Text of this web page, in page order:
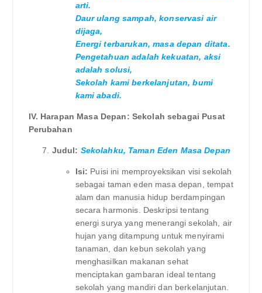
arti.
Daur ulang sampah, konservasi air
dijaga,
Energi terbarukan, masa depan ditata.
Pengetahuan adalah kekuatan, aksi
adalah solusi,
Sekolah kami berkelanjutan, bumi
kami abadi.
IV. Harapan Masa Depan: Sekolah sebagai Pusat
Perubahan
Judul: Sekolahku, Taman Eden Masa Depan
Isi: Puisi ini memproyeksikan visi sekolah
sebagai taman eden masa depan, tempat
alam dan manusia hidup berdampingan
secara harmonis. Deskripsi tentang
energi surya yang menerangi sekolah, air
hujan yang ditampung untuk menyirami
tanaman, dan kebun sekolah yang
menghasilkan makanan sehat
menciptakan gambaran ideal tentang
sekolah yang mandiri dan berkelanjutan.